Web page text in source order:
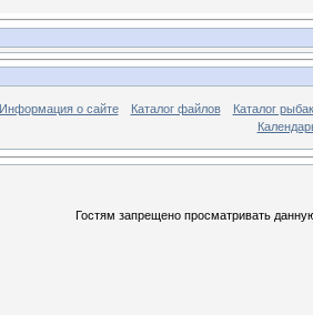
Информация о сайте Каталог файлов
Каталог
Гостям запрещено просматривать